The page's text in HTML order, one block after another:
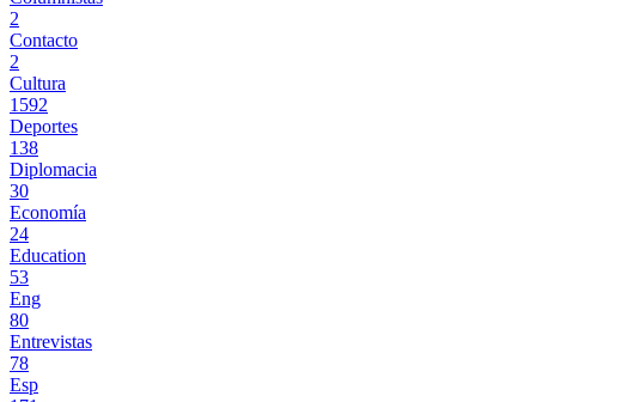
2
Contacto
2
Cultura
1592
Deportes
138
Diplomacia
30
Economía
24
Education
53
Eng
80
Entrevistas
78
Esp